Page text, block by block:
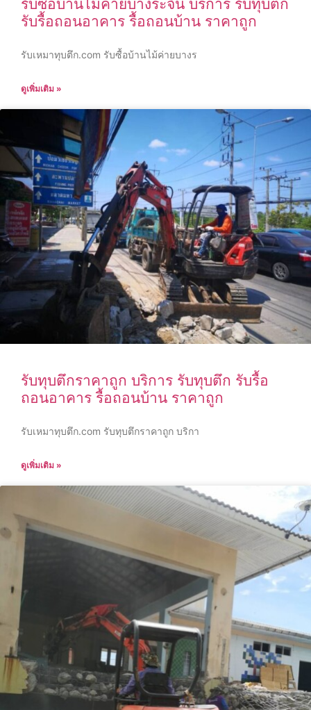
รับซื้อบ้านไม้ค่ายบางระจัน บริการ รับทุบตึก
รับรื้อถอนอาคาร รื้อถอนบ้าน ราคาถูก
รับเหมาทุบตึก.com รับซื้อบ้านไม้ค่ายบางร
ดูเพิ่มเติม »
รับทุบตึกราคาถูก บริการ รับทุบตึก รับรื้อ
ถอนอาคาร รื้อถอนบ้าน ราคาถูก
รับเหมาทุบตึก.com รับทุบตึกราคาถูก บริกา
ดูเพิ่มเติม »